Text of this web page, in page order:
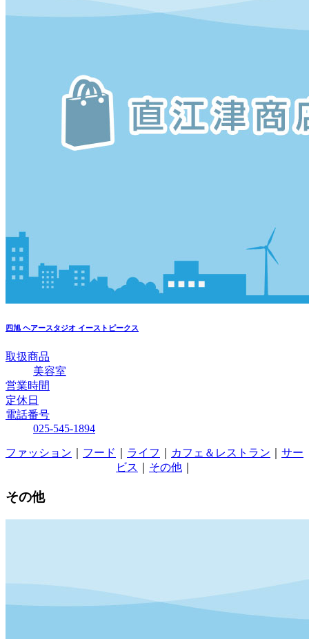
四旭 ヘアースタジオ イーストピークス
取扱商品
美容室
営業時間
定休日
電話番号
025-545-1894
ファッション フード ライフ カフェ＆レストラン
サー
ビス
その他
その他